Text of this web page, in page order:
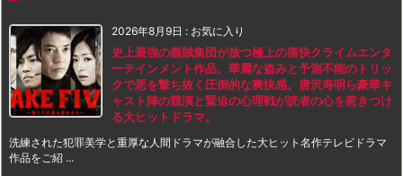
2026年8月9日 : お気に入り
史上最強の義賊集団が放つ極上の痛快クライムエンタ
ーテインメント作品。華麗な盗みと予測不能のトリッ
クで悪を撃ち抜く圧倒的な爽快感。唐沢寿明ら豪華キ
ャスト陣の競演と緊迫の心理戦が読者の心を惹きつけ
る大ヒットドラマ。
洗練された犯罪美学と重厚な人間ドラマが融合した大ヒット名作テレビドラマ
作品をご紹 ...